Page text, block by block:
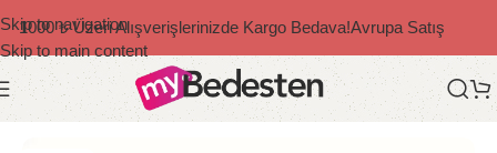
Skip to navigation
Skip to main content
1000 ₺ Üzeri Alışverişlerinizde Kargo Bedava!Avrupa Satış
Ana Sayfa Risale-i Nur Büyük Boy